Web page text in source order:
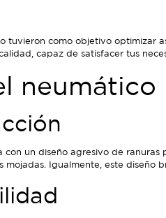
tuvieron como objetivo optimizar
capaz de satisfacer tus
neumático
un diseño agresivo de
mojadas. Igualmente, este